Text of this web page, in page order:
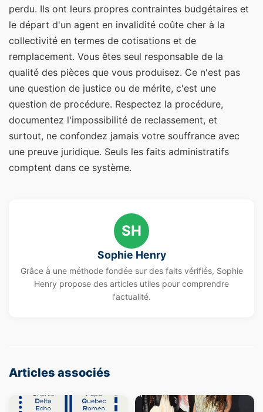
perdu. Ils ont leurs propres contraintes budgétaires et
le départ d'un agent en invalidité coûte cher à la
collectivité en termes de cotisations et de
remplacement. Vous êtes seul responsable de la
qualité des pièces que vous produisez. Ce n'est pas
une question de justice ou de mérite, c'est une
question de procédure. Respectez la procédure,
documentez l'impossibilité de reclassement, et
surtout, ne confondez jamais votre souffrance avec
une preuve juridique. Seuls les faits administratifs
comptent dans ce système.
SH
Sophie Henry
Grâce à une méthode fondée sur des faits vérifiés, Sophie
Henry propose des articles utiles pour comprendre
l'actualité.
Articles associés